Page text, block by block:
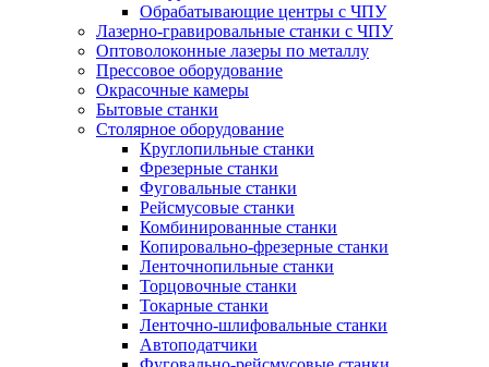
Обрабатывающие центры с ЧПУ
Лазерно-гравировальные станки с ЧПУ
Оптоволоконные лазеры по металлу
Прессовое оборудование
Окрасочные камеры
Бытовые станки
Столярное оборудование
Круглопильные станки
Фрезерные станки
Фуговальные станки
Рейсмусовые станки
Комбинированные станки
Копировально-фрезерные станки
Ленточнопильные станки
Торцовочные станки
Токарные станки
Ленточно-шлифовальные станки
Автоподатчики